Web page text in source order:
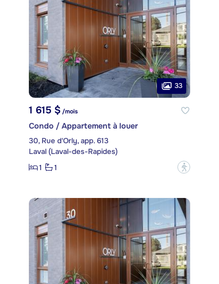
33
1 615 $/mois
Condo / Appartement à louer
30, Rue d'Orly, app. 613
Laval (Laval-des-Rapides)
1
1 ?